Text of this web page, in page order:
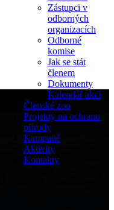
Zástupci v
odborných
organizacích
Odborné
komise
Jak se stát
členem
Dokumenty
Kalendář akcí
Členské zoo
Projekty na ochranu
přírody
Kampaně
Aktivity
Kontakty